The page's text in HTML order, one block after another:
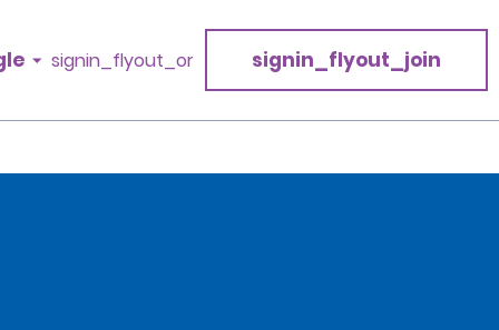
signin_flyout_or signin_flyout_join